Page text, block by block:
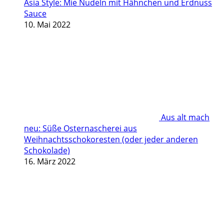
Asia Style: Mie Nudeln mit Hähnchen und Erdnuss
Sauce
10. Mai 2022
Aus alt mach
neu: Süße Osternascherei aus
Weihnachtsschokoresten (oder jeder anderen
Schokolade)
16. März 2022